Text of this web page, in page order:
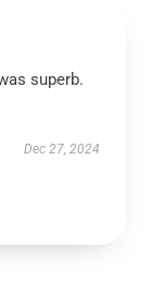
superb.
Dec 27, 2024